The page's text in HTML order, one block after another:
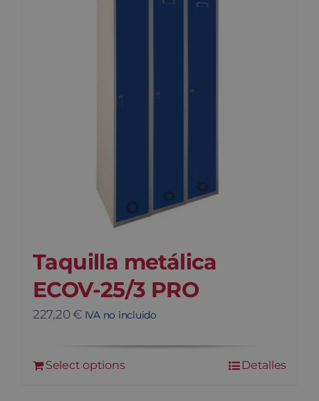
Taquilla metálica
ECOV-25/3 PRO
227,20€ IVA no incluido
Select options Detalles